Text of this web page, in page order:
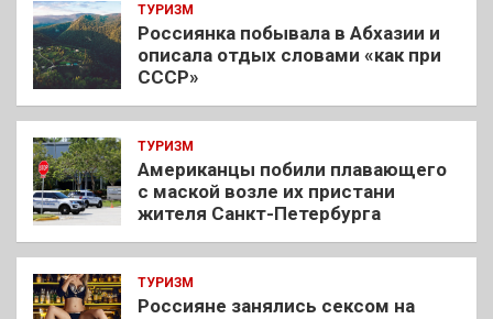
ТУРИЗМ
Россиянка побывала в Абхазии и
описала отдых словами «как при
СССР»
ТУРИЗМ
Американцы побили плавающего
с маской возле их пристани
жителя Санкт-Петербурга
ТУРИЗМ
Россияне занялись сексом на